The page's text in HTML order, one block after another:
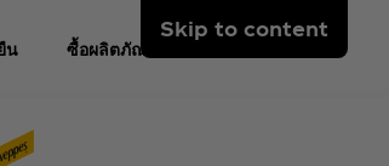
Skip to content
น ซื้อผลิตภัณฑ์